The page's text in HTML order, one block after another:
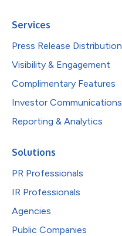
Services
Press Release Distribution
Visibility & Engagement
Complimentary Features
Investor Communications
Reporting & Analytics
Solutions
PR Professionals
IR Professionals
Agencies
Public Companies